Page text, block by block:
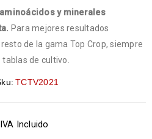
y minerales
Para mejores resultados
de la gama Top Crop, siempre
de cultivo.
TCTV2021
IVA Incluido